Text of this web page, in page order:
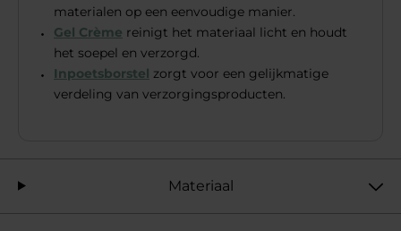
materialen op een eenvoudige manier.
Gel Crème reinigt het materiaal licht en houdt
het soepel en verzorgd.
Inpoetsborstel zorgt voor een gelijkmatige
verdeling van verzorgingsproducten.
Materiaal